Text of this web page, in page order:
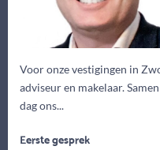
Voor onze vestigingen in
adviseur en makelaar.
dag ons...
Eerste gesprek